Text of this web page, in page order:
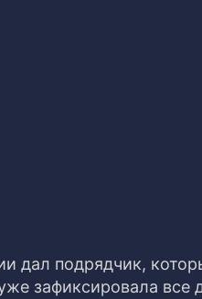
дал подрядчик,
зафиксировала все